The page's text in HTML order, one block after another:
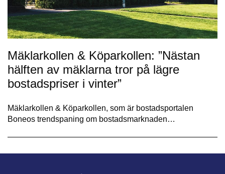
Mäklarkollen & Köparkollen: ”Nästan
hälften av mäklarna tror på lägre
bostadspriser i vinter”
Mäklarkollen & Köparkollen, som är bostadsportalen
Boneos trendspaning om bostadsmarknaden…